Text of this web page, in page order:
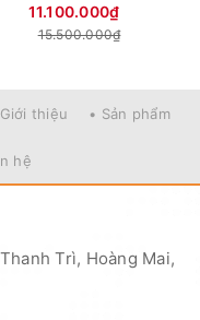
11.100.000₫
15.500.000₫
thiệu • Sản phẩm
hệ
Trì, Hoàng Mai,